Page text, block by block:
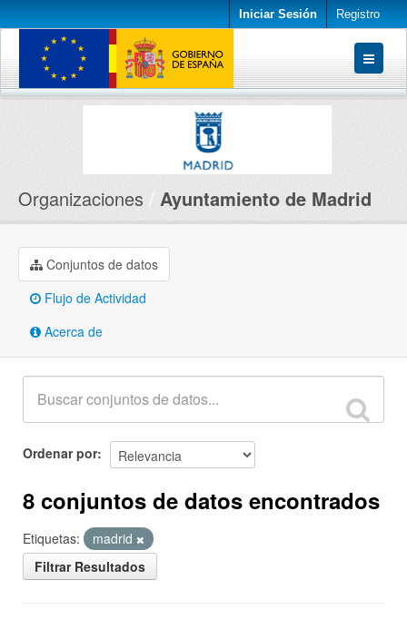
Iniciar Sesión Registro
Conjuntos de datos
Organizaciones Ayuntamiento de Madrid
Conjuntos de datos
Flujo de Actividad
Acerca de
Ordenar por
8 conjuntos de datos encontrados
Etiquetas:
madrid
Filtrar Resultados